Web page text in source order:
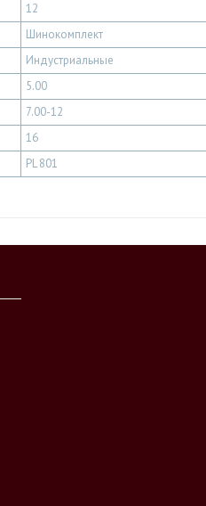
12
Шинокомплект
Индустриальные
5.00
7.00-12
16
PL 801